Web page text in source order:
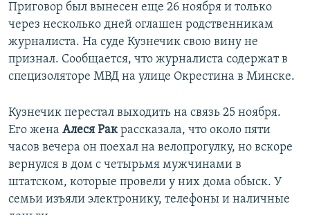
Приговор был вынесен еще 26 ноября и только
через несколько дней оглашен родственникам
журналиста. На суде Кузнечик свою вину не
признал. Сообщается, что журналиста содержат в
специзоляторе МВД на улице Окрестина в Минске.
Кузнечик перестал выходить на связь 25 ноября.
Его жена Алеся Ракрассказала, что около пяти
часов вечера он поехал на велопрогулку, но вскоре
вернулся в дом с четырьмя мужчинами в
штатском, которые провели у них дома обыск. У
семьи изъяли электронику, телефоны и наличные